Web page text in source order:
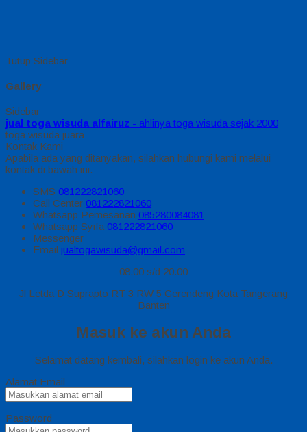
Tutup Sidebar
Gallery
Sidebar
jual toga wisuda alfairuz - ahlinya toga wisuda sejak 2000
toga wisuda juara
Kontak Kami
Apabila ada yang ditanyakan, silahkan hubungi kami melalui
kontak di bawah ini.
SMS 081222821060
Call Center 081222821060
Whatsapp Pemesanan 085280084081
Whatsapp Syifa 081222821060
Messenger
Email jualtogawisuda@gmail.com
08.00 s/d 20.00
Jl Letda D Suprapto RT 3 RW 5 Gerendeng Kota Tangerang
Banten
Masuk ke akun Anda
Selamat datang kembali, silahkan login ke akun Anda.
Alamat Email
Password